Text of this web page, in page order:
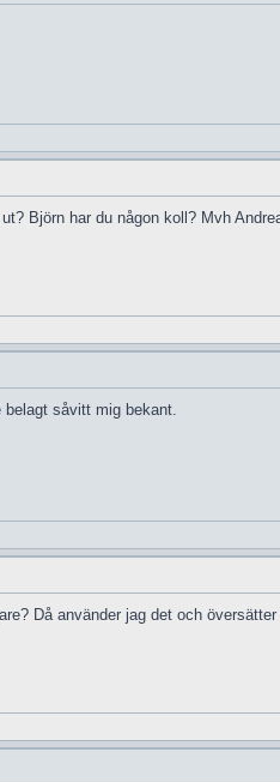
Björn har du någon koll? Mvh
belagt såvitt mig bekant.
Då använder jag det och